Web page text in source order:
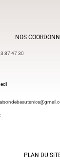
NOS
87 47 30
PLAN DU